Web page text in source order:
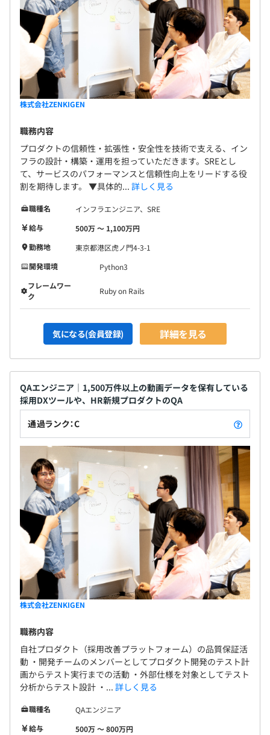
株式会社ZENKIGEN
職務内容
プロダクトの信頼性・拡張性・安全性を技術で支える、イン
フラの設計・構築・運用を担っていただきます。SREとし
て、サービスのパフォーマンスと信頼性向上をリードする役
割を期待します。 ▼具体的... 詳しく見る
職種名
インフラエンジニア、SRE
給与
500万 〜 1,100万円
勤務地
東京都港区虎ノ門4-3-1
開発環境
Python3
フレームワー
ク
Ruby on Rails
気になる(会員登録) 詳細を見る
QAエンジニア｜1,500万件以上の動画データを保有している
採用DXツールや、HR新規プロダクトのQA
通過ランク：C
株式会社ZENKIGEN
職務内容
自社プロダクト（採用改善プラットフォーム）の品質保証活
動 ・開発チームのメンバーとしてプロダクト開発のテスト計
画からテスト実行までの活動 ・外部仕様を対象としてテスト
分析からテスト設計 ・... 詳しく見る
職種名
QAエンジニア
給与
500万 〜 800万円